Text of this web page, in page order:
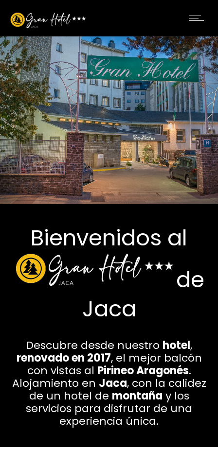
Bienvenidos al
de
Jaca
Descubre desde nuestro hotel,
renovado en 2017, el mejor balcón
con vistas al Pirineo Aragonés.
Alojamiento en Jaca, con la calidez
de un hotel de montaña y los
servicios para disfrutar de una
experiencia única.